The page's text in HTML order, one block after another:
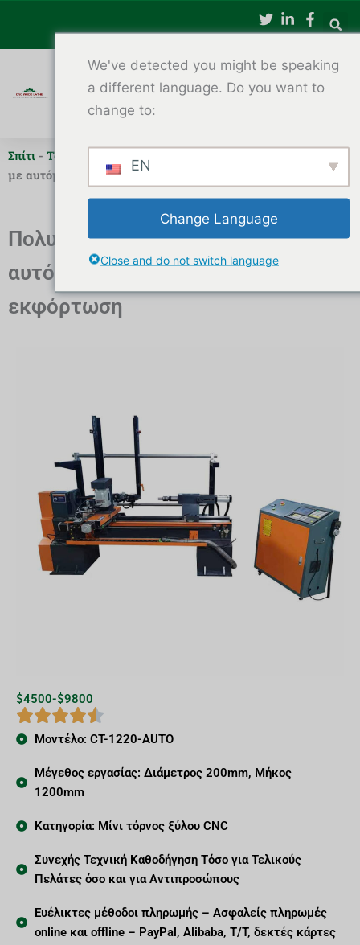
περιεχόμενο
Σπίτι - Τόρνος Ξύλου CNC
με αυτόματη φόρτωση και εκφόρτωση
Πολυλειτουργικός τόρνος ξύλου με
αυτόματη φόρτωση και
εκφόρτωση
$4500-$9800
Μοντέλο: CT-1220-AUTO
Μέγεθος εργασίας: Διάμετρος 200mm, Μήκος
1200mm
Κατηγορία: Μίνι τόρνος ξύλου CNC
Συνεχής Τεχνική Καθοδήγηση Τόσο για Τελικούς
Πελάτες όσο και για Αντιπροσώπους
Ευέλικτες μέθοδοι πληρωμής – Ασφαλείς πληρωμές
online και offline – PayPal, Alibaba, T/T, δεκτές κάρτες
We've detected you might be speaking
a different language. Do you want to
change to:
EN
Change Language
Close and do not switch language